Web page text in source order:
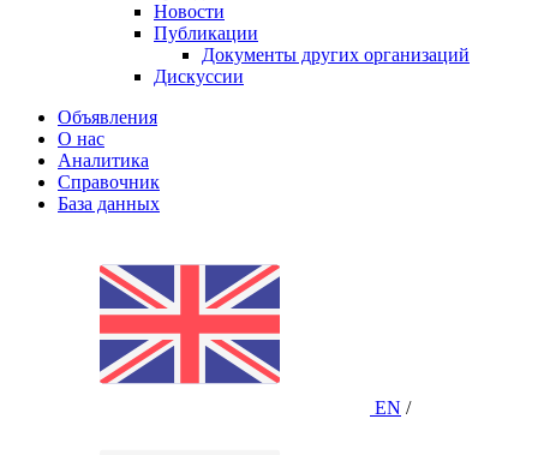
Новости
Публикации
Документы других организаций
Дискуссии
Объявления
О нас
Аналитика
Справочник
База данных
EN /